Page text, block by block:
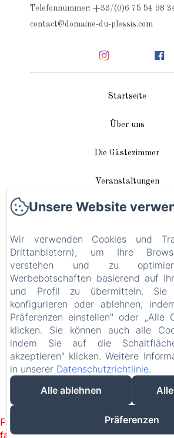
Telefonnummer: +33/(0)6 75 54 98
contact@domaine-du-plessis.com
Startseite
Über uns
Die Gästezimmer
Veranstaltungen
In unserer Nähe
Anreise / Kontakt
Plan du site
Blog
Rechtliche Informationen
EN FR DE
Powered mit Amenitiz
Failed to load BookingEngine/index:
failed. (missing:
Unsere Website
Wir verwenden Cookies und
Drittanbietern), um Ihre
verstehen und zu
Werbebotschaften basierend auf
und Profil zu übermitteln. Sie
konfigurieren oder ablehnen,
Präferenzen einstellen" oder „Alle
klicken. Sie können auch alle
indem Sie auf die
akzeptieren" klicken. Weitere
in unserer Datenschutzrichtlinie.
Alle ablehnen
Präferenzen